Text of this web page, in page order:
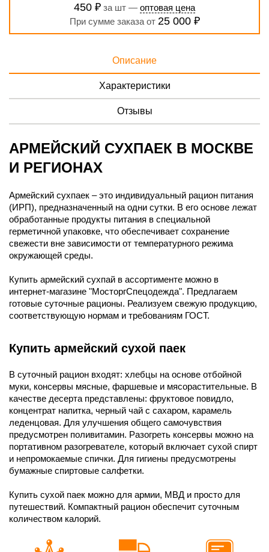
450 ₽ за шт — оптовая цена
При сумме заказа от 25 000 ₽
Описание
Характеристики
Отзывы
АРМЕЙСКИЙ СУХПАЕК В МОСКВЕ
И РЕГИОНАХ
Армейский сухпаек – это индивидуальный рацион питания
(ИРП), предназначенный на одни сутки. В его основе лежат
обработанные продукты питания в специальной
герметичной упаковке, что обеспечивает сохранение
свежести вне зависимости от температурного режима
окружающей среды.
Купить армейский сухпай в ассортименте можно в
интернет-магазине "МосторгСпецодежда". Предлагаем
готовые суточные рационы. Реализуем свежую продукцию,
соответствующую нормам и требованиям ГОСТ.
Купить армейский сухой паек
В суточный рацион входят: хлебцы на основе отбойной
муки, консервы мясные, фаршевые и мясорастительные. В
качестве десерта представлены: фруктовое повидло,
концентрат напитка, черный чай с сахаром, карамель
леденцовая. Для улучшения общего самочувствия
предусмотрен поливитамин. Разогреть консервы можно на
портативном разогревателе, который включает сухой спирт
и непромокаемые спички. Для гигиены предусмотрены
бумажные спиртовые салфетки.
Купить сухой паек можно для армии, МВД и просто для
путешествий. Компактный рацион обеспечит суточным
количеством калорий.